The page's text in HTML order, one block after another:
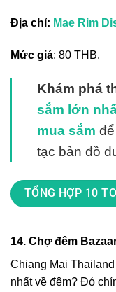
Địa chỉ: Mae Rim
Mức giá: 80 THB.
Khám phá
sắm lớn
mua sắm
tạc bản đồ
TỔNG HỢP 10
14. Chợ đêm
Chiang Mai
nhất về đêm? Đó